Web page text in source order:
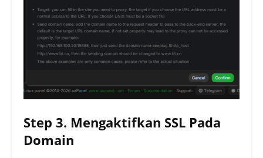
Step 3. Mengaktifkan SSL Pada
Domain